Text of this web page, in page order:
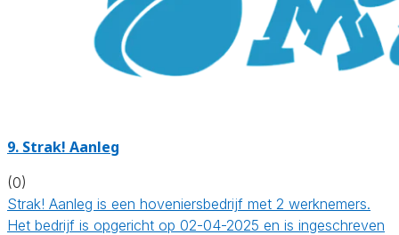
9. Strak! Aanleg
(0)
Strak! Aanleg is een hoveniersbedrijf met 2 werknemers.
Het bedrijf is opgericht op 02-04-2025 en is ingeschreven